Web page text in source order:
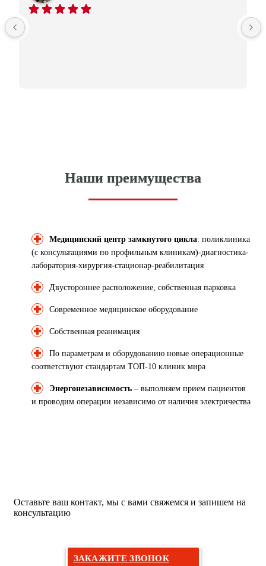
Наши преимущества
Медицинский центр замкнутого цикла: поликлиника
(с консультациями по профильным клиникам)-диагностика-
лаборатория-хирургия-стационар-реабилитация
Двустороннее расположение, собственная парковка
Современное медицинское оборудование
Собственная реанимация
По параметрам и оборудованию новые операционные
соответствуют стандартам ТОП-10 клиник мира
Энергонезависимость – выполняем прием пациентов
и проводим операции независимо от наличия электричества
Оставьте ваш контакт, мы с вами свяжемся и запишем на
консультацию
ЗАКАЖИТЕ ЗВОНОК